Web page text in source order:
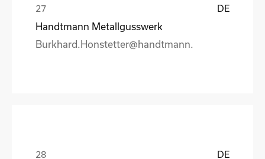
DE
Handtmann Metallgusswerk
Burkhard.Honstetter@handtmann.
DE